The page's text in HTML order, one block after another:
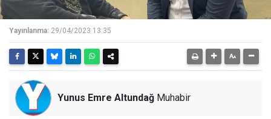
Yayınlanma: 29/04/2023 13:35
Yunus Emre Altundağ Muhabir